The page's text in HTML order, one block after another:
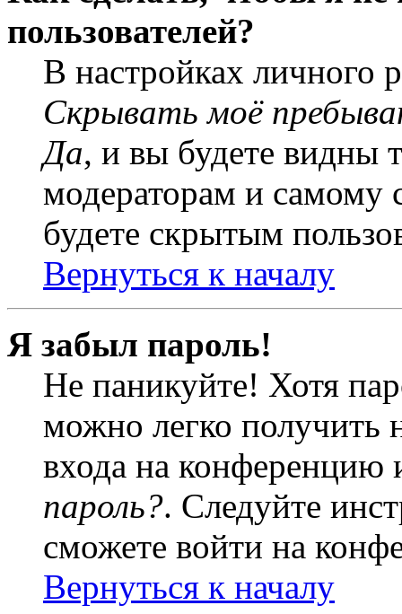
пользователей?
В настройках личного
Скрывать моё
Да, и вы будете видны
модераторам и самому
будете скрытым
Вернуться к началу
Я забыл пароль!
Не паникуйте! Хотя
можно легко получить
входа на
пароль?. Следуйте
сможете войти на
Вернуться к началу